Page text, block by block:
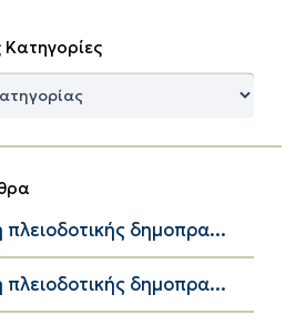
Κατηγορίες
πλειοδοτικής δημοπρα...
πλειοδοτικής δημοπρα...